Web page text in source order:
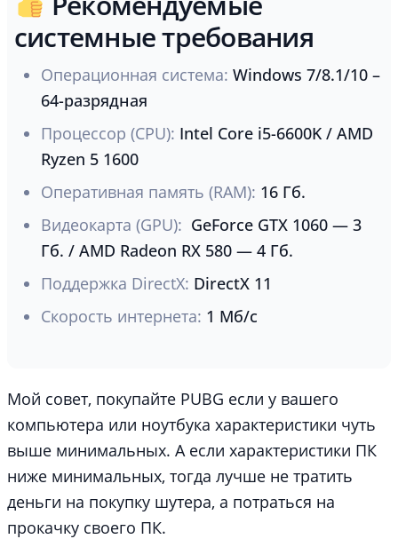
системные требования
Операционная система: Windows 7/8.1/10 –
64-разрядная
Процессор (CPU): Intel Core i5-6600K / AMD
Ryzen 5 1600
Оперативная память (RAM): 16 Гб.
Видеокарта (GPU): GeForce GTX 1060 — 3
Гб. / AMD Radeon RX 580 — 4 Гб.
Поддержка DirectX: DirectX 11
Скорость интернета: 1 Мб/с
Мой совет, покупайте PUBG если у вашего
компьютера или ноутбука характеристики чуть
выше минимальных. А если характеристики ПК
ниже минимальных, тогда лучше не тратить
деньги на покупку шутера, а потраться на
прокачку своего ПК.